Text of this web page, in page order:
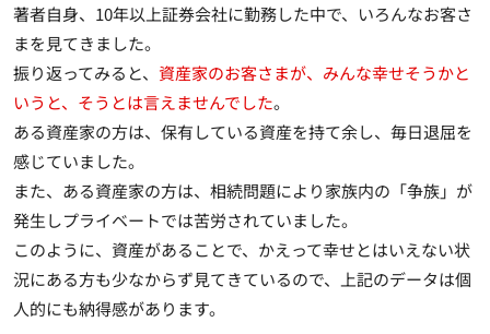
著者自身、10年以上証券会社に勤務した中で、いろんなお客さ
まを見てきました。
振り返ってみると、 資産家のお客さまが、みんな幸せそうかと
いうと、そうとは言えませんでした。
ある資産家の方は、保有している資産を持て余し、毎日退屈を
感じていました。
また、ある資産家の方は、相続問題により家族内の「争族」が
発生しプライベートでは苦労されていました。
このように、資産があることで、かえって幸せとはいえない状
況にある方も少なからず見てきているので、上記のデータは個
人的にも納得感があります。